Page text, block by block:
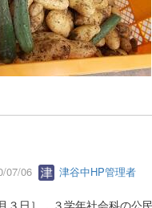
07/06 津谷中HP管理者